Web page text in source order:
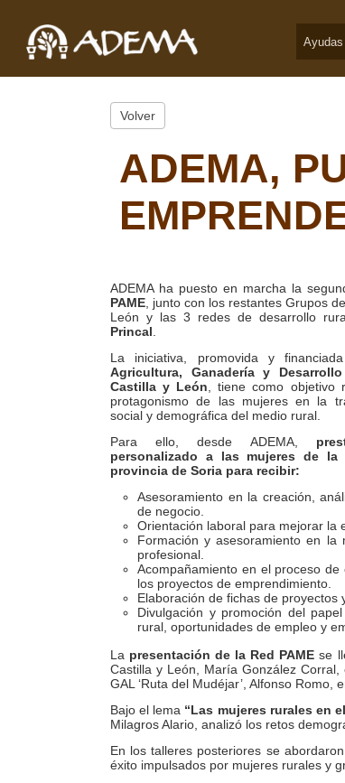
Volver
ADEMA,
ADEMA ha puesto en marcha la
PAME, junto con los restantes Grupos
León y las 3 redes de desarrollo
Princal.
La iniciativa, promovida y
Agricultura, Ganadería y
Castilla y León, tiene como objetivo
protagonismo de las mujeres en la
social y demográfica del medio rural.
Para ello, desde ADEMA,
personalizado a las mujeres de
provincia de Soria para recibir:
Asesoramiento en la creación,
de negocio.
Orientación laboral para mejorar la
Formación y asesoramiento en la
profesional.
Acompañamiento en el proceso
los proyectos de emprendimiento.
Elaboración de fichas de proyectos
Divulgación y promoción del
rural, oportunidades de empleo y
La presentación de la Red PAME se
Castilla y León, María González
GAL ‘Ruta del Mudéjar’, Alfonso
Bajo el lema “Las mujeres rurales en
Milagros Alario, analizó los retos
En los talleres posteriores se
éxito impulsados por mujeres rurales y